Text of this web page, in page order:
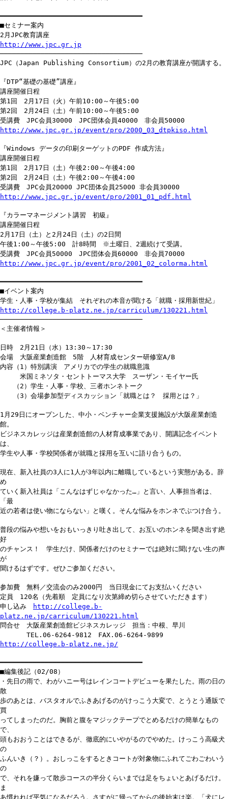
━━━━━━━━━━━━━━━━━━━━━━━━━━━━━━━━━━━
■セミナー案内
2月JPC教育講座
http://www.jpc.gr.jp
───────────────────────────────────
JPC（Japan Publishing Consortium）の2月の教育講座が開講する。
『DTP“基礎の基礎”講座』
講座開催日程
第1回 2月17日（火）午前10:00～午後5:00
第2回 2月24日（土）午前10:00～午後5:00
受講費 JPC会員30000 JPC団体会員40000 非会員50000
http://www.jpc.gr.jp/event/pro/2000_03_dtpkiso.html
『Windows データの印刷ターゲットのPDF 作成方法』
講座開催日程
第1回 2月17日（土）午後2:00～午後4:00
第2回 2月24日（土）午後2:00～午後4:00
受講費 JPC会員20000 JPC団体会員25000 非会員30000
http://www.jpc.gr.jp/event/pro/2001_01_pdf.html
『カラーマネージメント講習 初級』
講座開催日程
2月17日（土）と2月24日（土）の2日間
午後1:00～午後5:00 計8時間 ※土曜日、2週続けて受講。
受講費 JPC会員50000 JPC団体会員60000 非会員70000
http://www.jpc.gr.jp/event/pro/2001_02_colorma.html
━━━━━━━━━━━━━━━━━━━━━━━━━━━━━━━━━━━
■イベント案内
学生・人事・学校が集結 それぞれの本音が聞ける「就職・採用新世紀」
http://college.b-platz.ne.jp/carriculum/130221.html
───────────────────────────────────
＜主催者情報＞
日時 2月21日（水）13:30～17:30
会場 大阪産業創造館 5階 人材育成センター研修室A/B
内容（1）特別講演 アメリカでの学生の就職意識
米国ミネソタ・セントトーマス大学 スーザン・モイヤー氏
（2）学生・人事・学校、三者ホンネトーク
（3）会場参加型ディスカッション「就職とは？ 採用とは？」
1月29日にオープンした、中小・ベンチャー企業支援施設が大阪産業創造
館。
ビジネスカレッジは産業創造館の人材育成事業であり、開講記念イベント
は、
学生や人事・学校関係者が就職と採用を互いに語り合うもの。
現在、新入社員の3人に1人が3年以内に離職しているという実態がある。辞
め
ていく新入社員は「こんなはずじゃなかった…」と言い、人事担当者は、
「最
近の若者は使い物にならない」と嘆く。そんな悩みをホンネでぶつけ合う。
普段の悩みや想いをおもいっきり吐き出して、お互いのホンネを聞き出す絶
好
のチャンス！ 学生だけ、関係者だけのセミナーでは絶対に聞けない生の声
が
聞けるはずです。ぜひご参加ください。
参加費 無料／交流会のみ2000円 当日現金にてお支払いください
定員 120名（先着順 定員になり次第締め切らさせていただきます）
申し込み
http://college.b-
platz.ne.jp/carriculum/130221.html
問合せ 大阪産業創造館ビジネスカレッジ 担当：中根、早川
TEL.06-6264-9812 FAX.06-6264-9899
http://college.b-platz.ne.jp/
━━━━━━━━━━━━━━━━━━━━━━━━━━━━━━━━━━━
■編集後記（02/08）
・先日の雨で、わがハニー号はレインコートデビューを果たした。雨の日の
散
歩のあとは、バスタオルでふきあげるのがけっこう大変で、とうとう通販で
買
ってしまったのだ。胸前と腹をマジックテープでとめるだけの簡単なもの
で、
頭もおおうことはできるが、徹底的にいやがるのでやめた。けっこう高級犬
の
ふんいき（？）。おしっこをするときコートが対象物にふれてごわごわいう
の
で、それを嫌って散歩コースの半分くらいまでは足をちょいとあげるだけ。
ま
あ慣れれば平気になるだろう。さすがに帰ってからの後始末は楽。「犬にレ